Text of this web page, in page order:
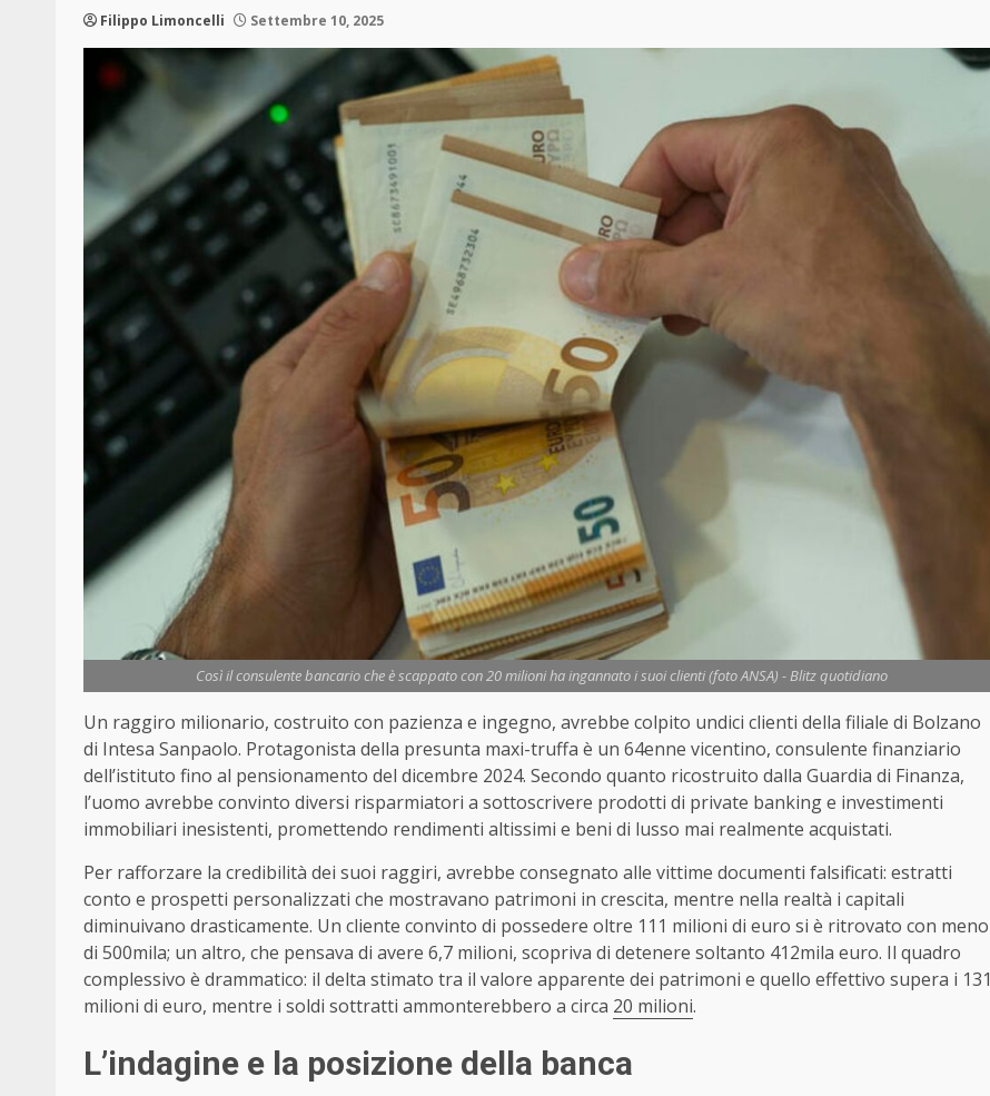
Filippo Limoncelli Settembre 10, 2025
Così il consulente bancario che è scappato con 20 milioni ha ingannato i suoi clienti (foto ANSA) - Blitz quotidiano
Un raggiro milionario, costruito con pazienza e ingegno, avrebbe colpito undici clienti della filiale di Bolzano
di Intesa Sanpaolo. Protagonista della presunta maxi-truffa è un 64enne vicentino, consulente finanziario
dell’istituto fino al pensionamento del dicembre 2024. Secondo quanto ricostruito dalla Guardia di Finanza,
l’uomo avrebbe convinto diversi risparmiatori a sottoscrivere prodotti di private banking e investimenti
immobiliari inesistenti, promettendo rendimenti altissimi e beni di lusso mai realmente acquistati.
Per rafforzare la credibilità dei suoi raggiri, avrebbe consegnato alle vittime documenti falsificati: estratti
conto e prospetti personalizzati che mostravano patrimoni in crescita, mentre nella realtà i capitali
diminuivano drasticamente. Un cliente convinto di possedere oltre 111 milioni di euro si è ritrovato con meno
di 500mila; un altro, che pensava di avere 6,7 milioni, scopriva di detenere soltanto 412mila euro. Il quadro
complessivo è drammatico: il delta stimato tra il valore apparente dei patrimoni e quello effettivo supera i 131
milioni di euro, mentre i soldi sottratti ammonterebbero a circa 20 milioni.
L’indagine e la posizione della banca